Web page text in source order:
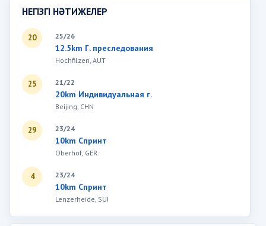
НЕГІЗГІ НӘТИЖЕЛЕР
20 25/26
12.5km Г. преследования
Hochfilzen, AUT
25 21/22
20km Индивидуальная г.
Beijing, CHN
29 23/24
10km Спринт
Oberhof, GER
4 23/24
10km Спринт
Lenzerheide, SUI